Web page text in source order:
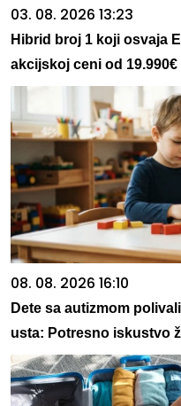
03. 08. 2026 13:23
Hibrid broj 1 koji osvaja
akcijskoj ceni od 19.990€
08. 08. 2026 16:10
Dete sa autizmom
usta: Potresno iskustvo